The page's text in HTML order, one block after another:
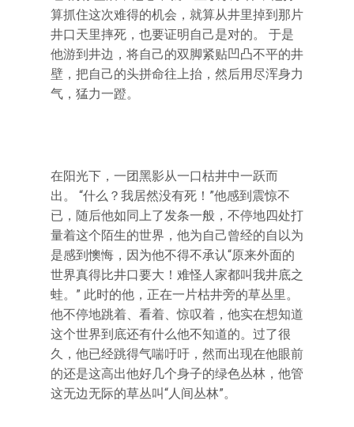
算抓住这次难得的机会，就算从井里掉到那片
井口天里摔死，也要证明自己是对的。 于是
他游到井边，将自己的双脚紧贴凹凸不平的井
壁，把自己的头拼命往上抬，然后用尽浑身力
气，猛力一蹬。
在阳光下，一团黑影从一口枯井中一跃而
出。 “什么？我居然没有死！”他感到震惊不
已，随后他如同上了发条一般，不停地四处打
量着这个陌生的世界，他为自己曾经的自以为
是感到懊悔，因为他不得不承认“原来外面的
世界真得比井口要大！难怪人家都叫我井底之
蛙。” 此时的他，正在一片枯井旁的草丛里。
他不停地跳着、看着、惊叹着，他实在想知道
这个世界到底还有什么他不知道的。过了很
久，他已经跳得气喘吁吁，然而出现在他眼前
的还是这高出他好几个身子的绿色丛林，他管
这无边无际的草丛叫“人间丛林”。